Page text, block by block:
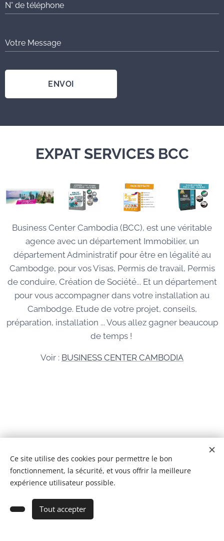
Ajouter au panier
N° de téléphone
Votre Message
ENVOI
EXPAT SERVICES BCC
Business Center Cambodia (BCC), est une véritable
agence avec un département Immobilier, un
département Administratif pour être en légalité au
Cambodge, pour vos Visas, Permis de travail, Permis
de conduire, Création de Société... Et un département
pour vous accompagner dans votre installation au
Cambodge. Etude de votre projet, conseils,
préparation, installation ... Vous allez gagner beaucoup
de temps !
Voir : BUSINESS CENTER CAMBODIA
© 2026 Tous droits réservés
BCC IMMOBILIER CAMBODGE Co,Ltd Cookies
Ce site utilise des cookies pour permettre le bon
fonctionnement, la sécurité, et vous offrir la meilleure
expérience utilisateur possible.
Tout accepter